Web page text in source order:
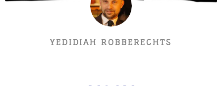
YEDIDIAH ROBBERECHTS